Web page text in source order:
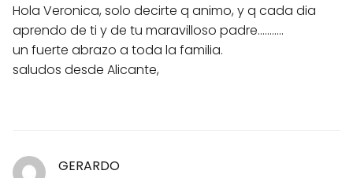
Hola Veronica, solo decirte q animo, y q cada dia
aprendo de ti y de tu maravilloso padre...........
un fuerte abrazo a toda la familia.
saludos desde Alicante,
GERARDO